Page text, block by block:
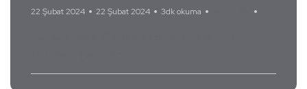
22 Şubat 2024 22 Şubat 2024 3dk okuma